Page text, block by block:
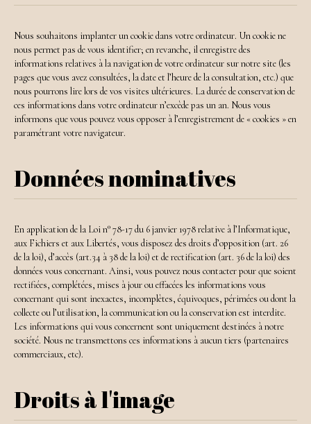
Nous souhaitons implanter un cookie dans votre ordinateur. Un cookie ne
nous permet pas de vous identifier; en revanche, il enregistre des
informations relatives à la navigation de votre ordinateur sur notre site (les
pages que vous avez consultées, la date et l’heure de la consultation, etc.) que
nous pourrons lire lors de vos visites ultérieures. La durée de conservation de
ces informations dans votre ordinateur n’excède pas un an. Nous vous
informons que vous pouvez vous opposer à l’enregistrement de « cookies » en
paramétrant votre navigateur.
Données nominatives
En application de la Loi n° 78-17 du 6 janvier 1978 relative à l’Informatique,
aux Fichiers et aux Libertés, vous disposez des droits d’opposition (art. 26
de la loi), d’accès (art.34 à 38 de la loi) et de rectification (art. 36 de la loi) des
données vous concernant. Ainsi, vous pouvez nous contacter pour que soient
rectifiées, complétées, mises à jour ou effacées les informations vous
concernant qui sont inexactes, incomplètes, équivoques, périmées ou dont la
collecte ou l’utilisation, la communication ou la conservation est interdite.
Les informations qui vous concernent sont uniquement destinées à notre
société. Nous ne transmettons ces informations à aucun tiers (partenaires
commerciaux, etc).
Droits à l'image